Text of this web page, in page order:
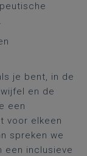
.
je bent, in de
en de
een
voor elkeen
spreken we
een inclusieve